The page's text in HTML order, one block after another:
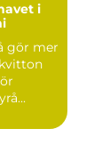
gör mer